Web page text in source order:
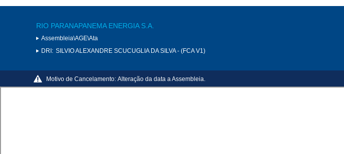
RIO PARANAPANEMA ENERGIA S.A.
Assembleia\AGE\Ata
DRI: SILVIO ALEXANDRE SCUCUGLIA DA SILVA - (FCA V1)
Motivo de Cancelamento: Alteração da data a Assembleia.